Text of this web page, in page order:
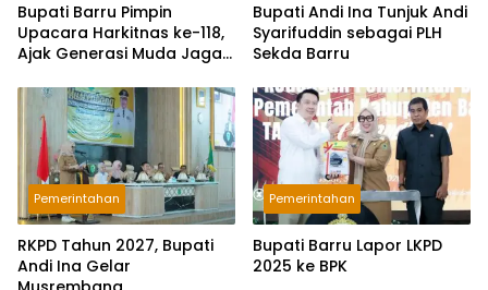
Bupati Barru Pimpin
Upacara Harkitnas ke-118,
Ajak Generasi Muda Jaga
Bupati Andi Ina Tunjuk Andi
Syarifuddin sebagai PLH
Sekda Barru
Pemerintahan
RKPD Tahun 2027, Bupati
Andi Ina Gelar
Pemerintahan
Bupati Barru Lapor LKPD
2025 ke BPK